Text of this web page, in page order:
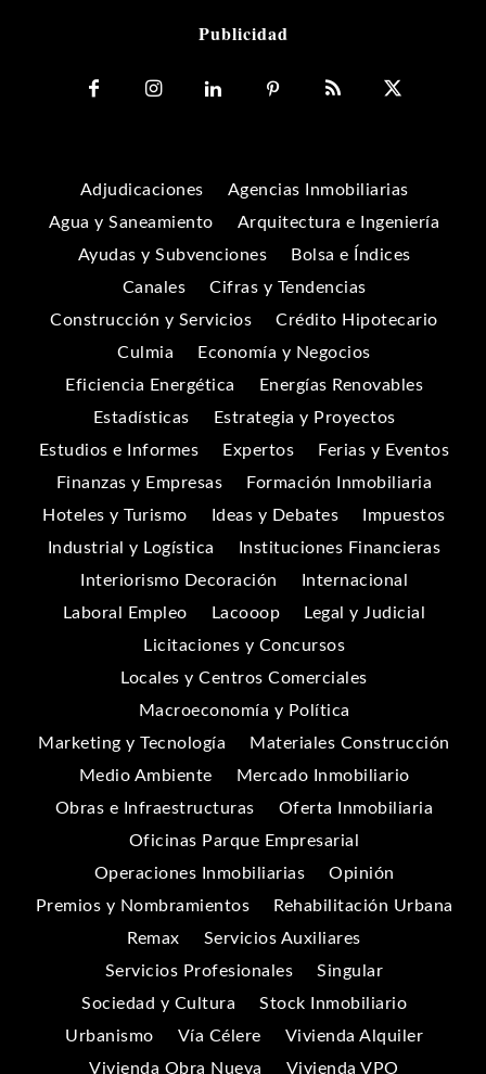
Publicidad
Adjudicaciones
Agencias Inmobiliarias
Agua y Saneamiento
Arquitectura e Ingeniería
Ayudas y Subvenciones
Bolsa e Índices
Canales
Cifras y Tendencias
Construcción y Servicios
Crédito Hipotecario
Culmia
Economía y Negocios
Eficiencia Energética
Energías Renovables
Estadísticas
Estrategia y Proyectos
Estudios e Informes
Expertos
Ferias y Eventos
Finanzas y Empresas
Formación Inmobiliaria
Hoteles y Turismo
Ideas y Debates
Impuestos
Industrial y Logística
Instituciones Financieras
Interiorismo Decoración
Internacional
Laboral Empleo
Lacooop
Legal y Judicial
Licitaciones y Concursos
Locales y Centros Comerciales
Macroeconomía y Política
Marketing y Tecnología
Materiales Construcción
Medio Ambiente
Mercado Inmobiliario
Obras e Infraestructuras
Oferta Inmobiliaria
Oficinas Parque Empresarial
Operaciones Inmobiliarias
Opinión
Premios y Nombramientos
Rehabilitación Urbana
Remax
Servicios Auxiliares
Servicios Profesionales
Singular
Sociedad y Cultura
Stock Inmobiliario
Urbanismo
Vía Célere
Vivienda Alquiler
Vivienda Obra Nueva
Vivienda VPO